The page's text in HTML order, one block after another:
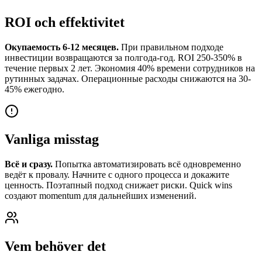
ROI och effektivitet
Окупаемость 6-12 месяцев. При правильном подходе
инвестиции возвращаются за полгода-год. ROI 250-350% в
течение первых 2 лет. Экономия 40% времени сотрудников на
рутинных задачах. Операционные расходы снижаются на 30-
45% ежегодно.
Vanliga misstag
Всё и сразу. Попытка автоматизировать всё одновременно
ведёт к провалу. Начните с одного процесса и докажите
ценность. Поэтапный подход снижает риски. Quick wins
создают momentum для дальнейших изменений.
Vem behöver det